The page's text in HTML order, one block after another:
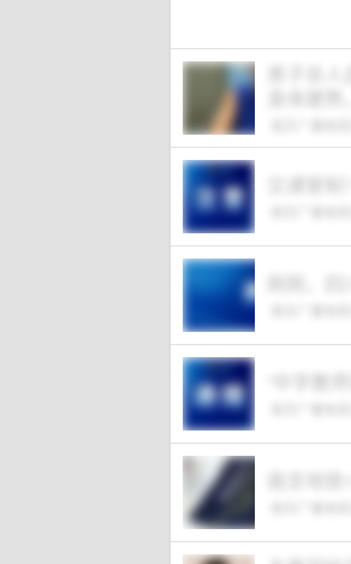
男子杀
“中学